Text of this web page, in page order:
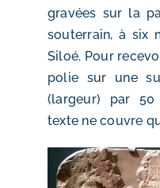
gravées sur la
souterrain, à six
Siloé. Pour
polie sur une
(largeur) par
texte ne couvre